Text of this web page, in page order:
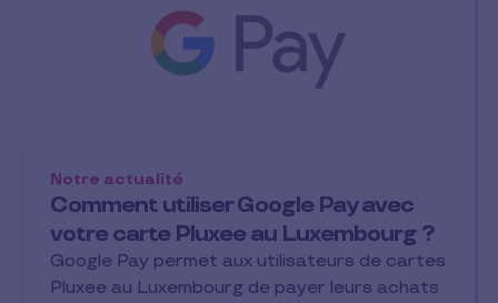
Comment utiliser Google Pay avec
votre carte Pluxee au Luxembourg ?
Notre actualité
Google Pay permet aux utilisateurs de cartes
Pluxee au Luxembourg de payer leurs achats